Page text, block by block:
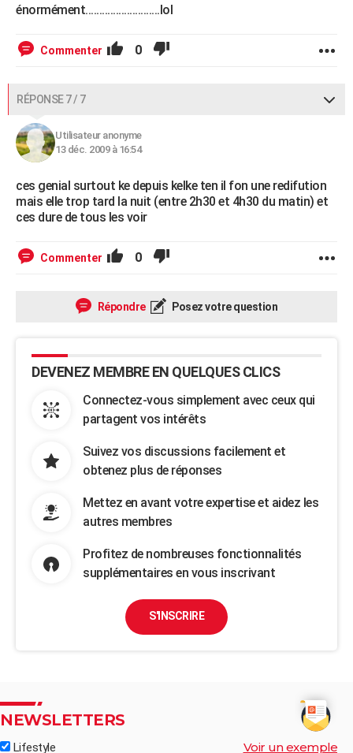
énormément...........................lol
Commenter 0
RÉPONSE 7 / 7
Utilisateur anonyme
13 déc. 2009 à 16:54
ces genial surtout ke depuis kelke ten il fon une redifution
mais elle trop tard la nuit (entre 2h30 et 4h30 du matin) et
ces dure de tous les voir
Commenter 0
Répondre Posez votre question
DEVENEZ MEMBRE EN QUELQUES CLICS
Connectez-vous simplement avec ceux qui
partagent vos intérêts
Suivez vos discussions facilement et
obtenez plus de réponses
Mettez en avant votre expertise et aidez les
autres membres
Profitez de nombreuses fonctionnalités
supplémentaires en vous inscrivant
S'INSCRIRE
NEWSLETTERS
Lifestyle Voir un exemple